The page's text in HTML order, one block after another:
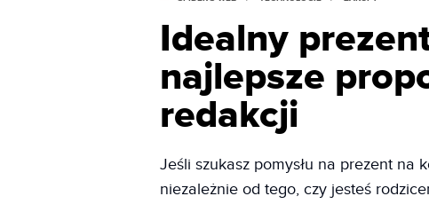
Idealny
najlepsze
redakcji
Jeśli szukasz pomysłu na prezent na
niezależnie od tego, czy jesteś